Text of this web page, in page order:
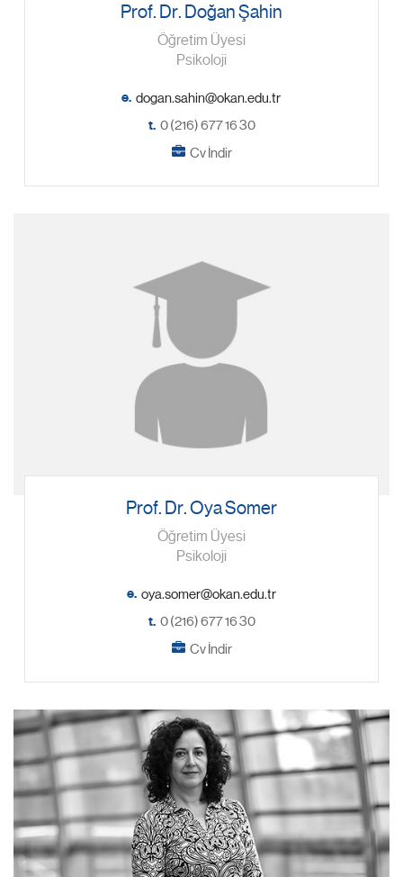
Prof. Dr. Doğan Şahin
Öğretim Üyesi
Psikoloji
e.
t. 0 (216) 677 16 30
Cv İndir
Prof. Dr. Oya Somer
Öğretim Üyesi
Psikoloji
e.
t. 0 (216) 677 16 30
Cv İndir